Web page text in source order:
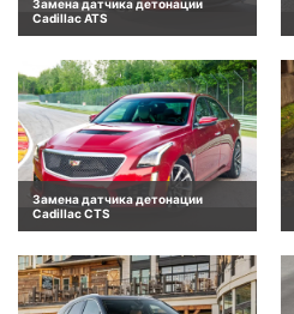
Замена датчика детонации
Cadillac ATS
Замена датчика детонации
Cadillac CTS